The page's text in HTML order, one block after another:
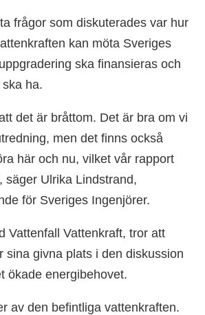
frågor som diskuterades var hur
kan möta Sveriges
ska finansieras och
ha.
det är bråttom. Det är bra om vi
men det finns också
här och nu, vilket vår rapport
säger Ulrika Lindstrand,
för Sveriges Ingenjörer.
Vattenfall Vattenkraft, tror att
sina givna plats i den diskussion
ökade energibehovet.
av den befintliga vattenkraften.